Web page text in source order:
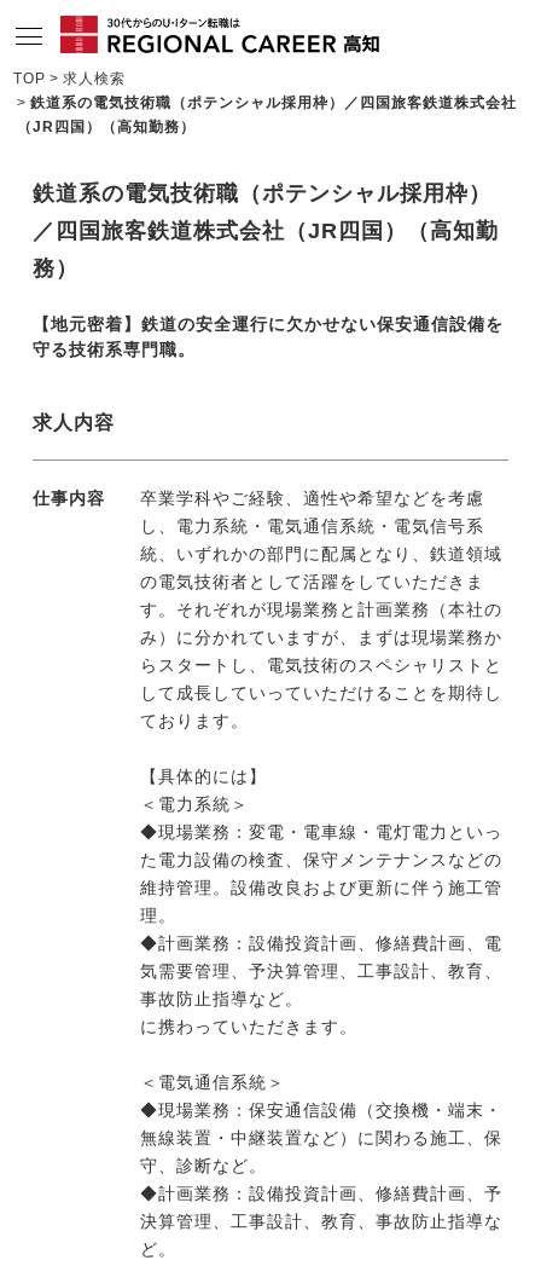
サービスの特長
コンサルタント情報
転職成功者インタビュー
高知の特色
今すぐ転職をお考えの方
中長期で転職をお考えの方
TOP
求人検索
鉄道系の電気技術職（ポテンシャル採用枠）／四国旅客鉄道株式会社
（JR四国）（高知勤務）
鉄道系の電気技術職（ポテンシャル採用枠）
／四国旅客鉄道株式会社（JR四国）（高知勤
務）
【地元密着】鉄道の安全運行に欠かせない保安通信設備を
守る技術系専門職。
求人内容
仕事内容
卒業学科やご経験、適性や希望などを考慮
し、電力系統・電気通信系統・電気信号系
統、いずれかの部門に配属となり、鉄道領域
の電気技術者として活躍をしていただきま
す。それぞれが現場業務と計画業務（本社の
み）に分かれていますが、まずは現場業務か
らスタートし、電気技術のスペシャリストと
して成長していっていただけることを期待し
ております。
【具体的には】
＜電力系統＞
◆現場業務：変電・電車線・電灯電力といっ
た電力設備の検査、保守メンテナンスなどの
維持管理。設備改良および更新に伴う施工管
理。
◆計画業務：設備投資計画、修繕費計画、電
気需要管理、予決算管理、工事設計、教育、
事故防止指導など。
に携わっていただきます。
＜電気通信系統＞
◆現場業務：保安通信設備（交換機・端末・
無線装置・中継装置など）に関わる施工、保
守、診断など。
◆計画業務：設備投資計画、修繕費計画、予
決算管理、工事設計、教育、事故防止指導な
ど。